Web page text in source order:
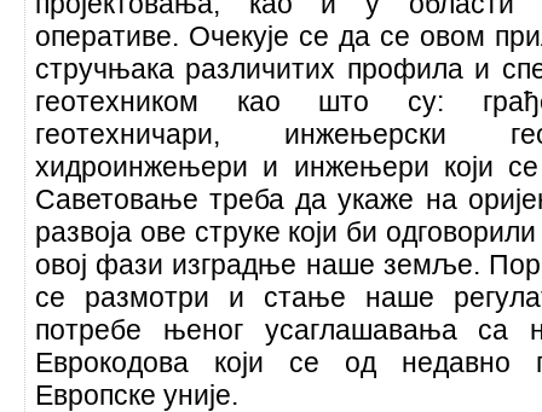
оперативе. Очекује се да се овом
стручњака различитих профила и
геотехником као што су:
геотехничари, инжењерски
хидроинжењери и инжењери који се
Саветовање треба да укаже на
развоја ове струке који би
овој фази изградње наше земље.
се размотри и стање наше
потребе њеног усаглашавања са
Еврокодова који се од недавно
Европске уније.